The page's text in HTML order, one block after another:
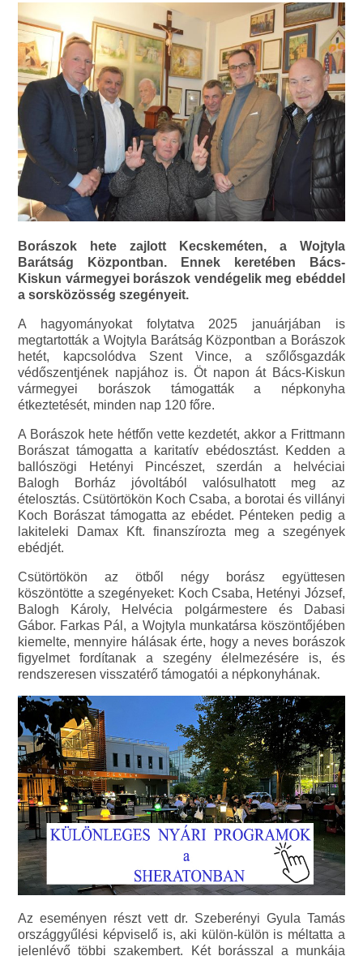
Borászok hete zajlott Kecskeméten, a Wojtyla
Barátság Központban. Ennek keretében Bács-
Kiskun vármegyei borászok vendégelik meg ebéddel
a sorsközösség szegényeit.
A hagyományokat folytatva 2025 januárjában is
megtartották a Wojtyla Barátság Központban a Borászok
hetét, kapcsolódva Szent Vince, a szőlősgazdák
védőszentjének napjához is. Öt napon át Bács-Kiskun
vármegyei borászok támogatták a népkonyha
étkeztetését, minden nap 120 főre.
A Borászok hete hétfőn vette kezdetét, akkor a Frittmann
Borászat támogatta a karitatív ebédosztást. Kedden a
ballószögi Hetényi Pincészet, szerdán a helvéciai
Balogh Borház jóvoltából valósulhatott meg az
ételosztás. Csütörtökön Koch Csaba, a borotai és villányi
Koch Borászat támogatta az ebédet. Pénteken pedig a
lakiteleki Damax Kft. finanszírozta meg a szegények
ebédjét.
Csütörtökön az ötből négy borász együttesen
köszöntötte a szegényeket: Koch Csaba, Hetényi József,
Balogh Károly, Helvécia polgármestere és Dabasi
Gábor. Farkas Pál, a Wojtyla munkatársa köszöntőjében
kiemelte, mennyire hálásak érte, hogy a neves borászok
figyelmet fordítanak a szegény élelmezésére is, és
rendszeresen visszatérő támogatói a népkonyhának.
Az eseményen részt vett dr. Szeberényi Gyula Tamás
országgyűlési képviselő is, aki külön-külön is méltatta a
jelenlévő többi szakembert. Két borásszal a munkája